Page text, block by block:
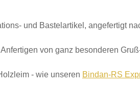
und Bastelartikel, angefertigt
von ganz besonderen
- wie unseren Bindan-RS